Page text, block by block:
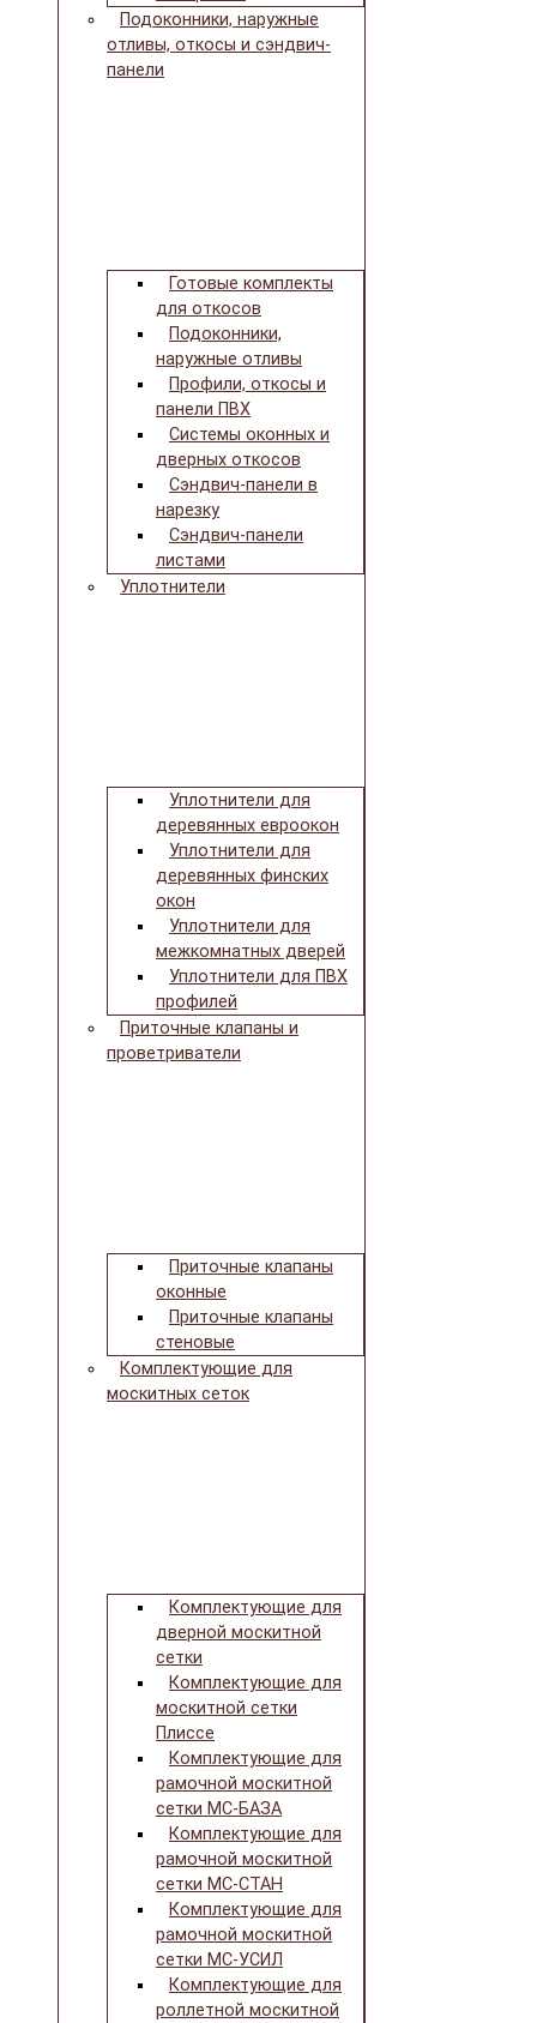
Подоконники, наружные
отливы, откосы и сэндвич-
панели
Готовые комплекты
для откосов
Подоконники,
наружные отливы
Профили, откосы и
панели ПВХ
Системы оконных и
дверных откосов
Сэндвич-панели в
нарезку
Сэндвич-панели
листами
Уплотнители
Уплотнители для
деревянных евроокон
Уплотнители для
деревянных финских
окон
Уплотнители для
межкомнатных дверей
Уплотнители для ПВХ
профилей
Приточные клапаны и
проветриватели
Приточные клапаны
оконные
Приточные клапаны
стеновые
Комплектующие для
москитных сеток
Комплектующие для
дверной москитной
сетки
Комплектующие для
москитной сетки
Плиссе
Комплектующие для
рамочной москитной
сетки МС-БАЗА
Комплектующие для
рамочной москитной
сетки МС-СТАН
Комплектующие для
рамочной москитной
сетки МС-УСИЛ
Комплектующие для
роллетной москитной